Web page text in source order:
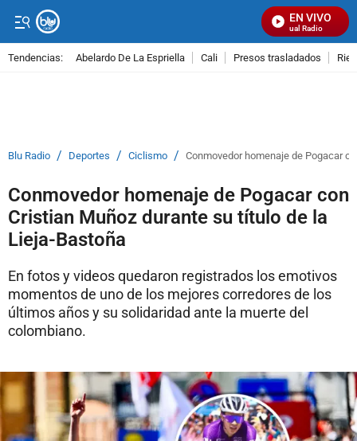
EN VIVO
Señal Visual Radio
Tendencias: Abelardo De La Espriella Cali Presos trasladados
Blu Radio / Deportes / Ciclismo / Conmovedor homenaje de Pogacar
Conmovedor homenaje de Pogacar con
Cristian Muñoz durante su título de la
Lieja-Bastoña
En fotos y videos quedaron registrados los emotivos
momentos de uno de los mejores corredores de los
últimos años y su solidaridad ante la muerte del
colombiano.